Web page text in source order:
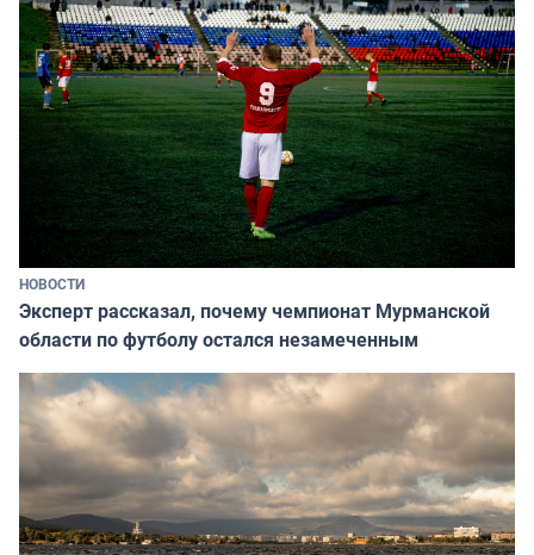
НОВОСТИ
Эксперт рассказал, почему чемпионат Мурманской
области по футболу остался незамеченным